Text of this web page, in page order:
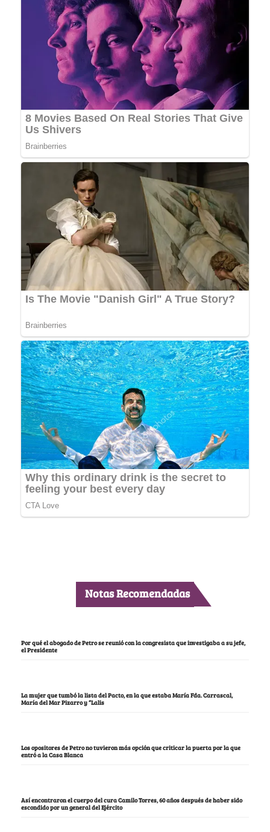
Notas Recomendadas
Por qué el abogado de Petro se reunió con la congresista que investigaba a su jefe,
el Presidente
La mujer que tumbó la lista del Pacto, en la que estaba María Fda. Carrascal,
María del Mar Pizarro y “Lalis
Los opositores de Petro no tuvieron más opción que criticar la puerta por la que
entró a la Casa Blanca
Así encontraron el cuerpo del cura Camilo Torres, 60 años después de haber sido
escondido por un general del Ejército